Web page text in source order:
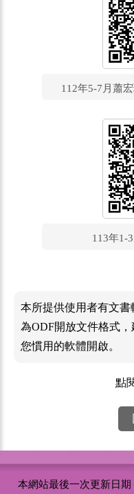
112年5-7月蕭
113年1-
本所提供使用者有文
為ODF開放文件格式
您慣用的軟體開啟。
點
本網站最後一次更新日